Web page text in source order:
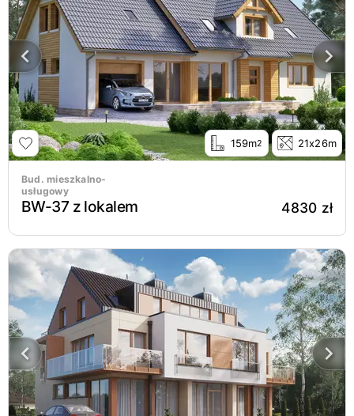
159m2 21x26m
Bud. mieszkalno-
usługowy
BW-37 z lokalem 4830 zł